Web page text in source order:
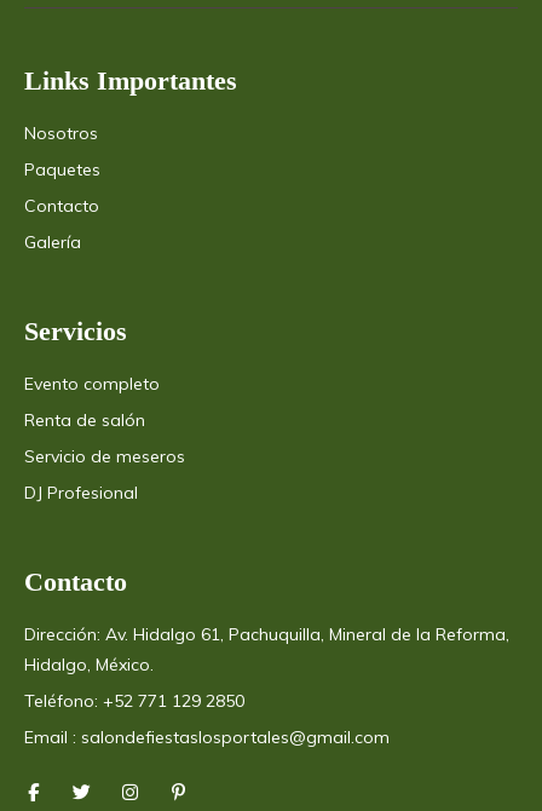
Links Importantes
Nosotros
Paquetes
Contacto
Galería
Servicios
Evento completo
Renta de salón
Servicio de meseros
DJ Profesional
Contacto
Dirección: Av. Hidalgo 61, Pachuquilla, Mineral de la Reforma,
Hidalgo, México.
Teléfono: +52 771 129 2850
Email : salondefiestaslosportales@gmail.com